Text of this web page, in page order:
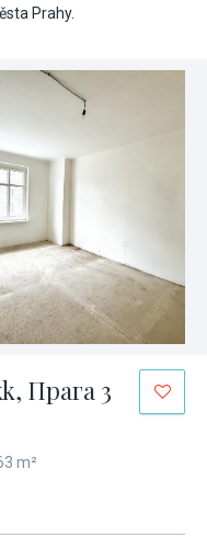
Prahy.
Прага 3
m²